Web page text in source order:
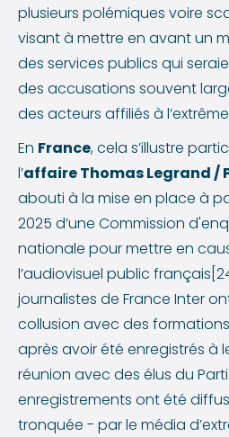
plusieurs polémiques voire
visant à mettre en avant un
des services publics qui
des accusations souvent
des acteurs affiliés à
En France, cela s’illustre
l’affaire Thomas Legrand /
abouti à la mise en place à
2025 d’une Commission
nationale pour mettre en
l’audiovisuel public
journalistes de France Inter
collusion avec des
après avoir été enregistrés à
réunion avec des élus du
enregistrements ont été
tronquée - par le média